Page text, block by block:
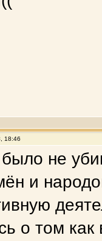
18:46
было не
и
о том